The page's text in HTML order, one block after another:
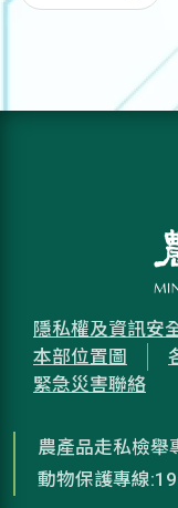
隱私權及資訊安
本部位置圖
緊急災害聯絡
農產品走私檢
動物保護專線